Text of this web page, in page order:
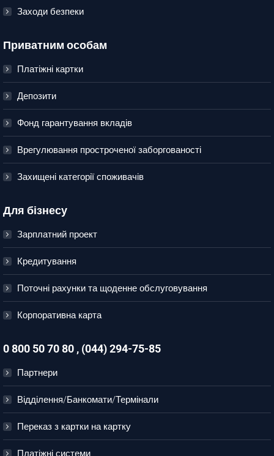
Заходи безпеки
Приватним особам
Платіжні картки
Депозити
Фонд гарантування вкладів
Врегулювання простроченої заборгованості
Захищені категорії споживачів
Для бізнесу
Зарплатний проект
Кредитування
Поточні рахунки та щоденне обслуговування
Корпоративна карта
0 800 50 70 80 , (044) 294-75-85
Партнери
Відділення/Банкомати/Термінали
Переказ з картки на картку
Платіжні системи